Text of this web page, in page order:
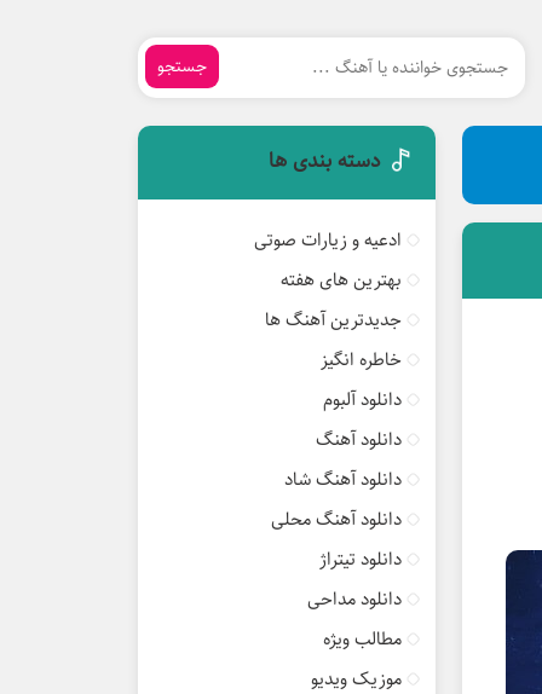
جستجو
دسته بندی ها
ادعیه و زیارات صوتی
بهترین های هفته
جدیدترین آهنگ ها
خاطره انگیز
دانلود آلبوم
دانلود آهنگ
دانلود آهنگ شاد
دانلود آهنگ محلی
دانلود تیتراژ
دانلود مداحی
مطالب ویژه
موزیک ویدیو